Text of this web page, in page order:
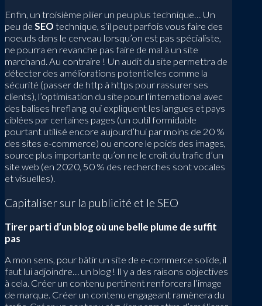
Enfin, un troisième pilier un peu plus technique… Un
peu de SEO technique, s’il peut parfois vous faire des
noeuds dans le cerveau lorsqu’on est pas spécialiste,
ne pourra en revanche pas faire de mal à un site
marchand. Au contraire ! Un audit du site permettra de
détecter des améliorations potentielles comme la
sécurité (passer de http à https pour rassurer ses
clients), l’optimisation du site pour l’international avec
des balises hreflang, qui expliquent les langues et pays
ciblées par certaines pages (un outil formidable
pourtant utilisé encore aujourd’hui par moins de 20 %
des sites e-commerce) ou encore le poids des images,
source plus importante qu’on ne le croit du trafic d’un
site web (en 2020, 50 % des recherches sont vocales
et visuelles).
Capitaliser sur la publicité et le SEO
Tirer parti d’un blog où une belle plume de suffit
pas
A mon sens, pour bâtir un site de e-commerce solide, il
faut lui adjoindre… un blog ! Il y a des raisons objectives
à cela. Créer un contenu pertinent renforcera l’image
de marque. Créer un contenu engageant ramènera du